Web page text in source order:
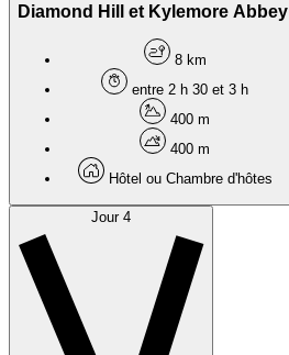
Diamond Hill et Kylemore Abbey
8 km
entre 2 h 30 et 3 h
400 m
400 m
Hôtel ou Chambre d'hôtes
Jour 4